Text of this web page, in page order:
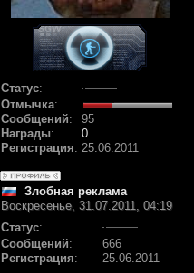
Статус:
Отмычка:
Сообщений:
95
Награды:
0
Регистрация: 25.06.2011
Злобная реклама
Воскресенье, 31.07.2011, 04:19
Статус:
Сообщений:
666
Регистрация: 25.06.2011